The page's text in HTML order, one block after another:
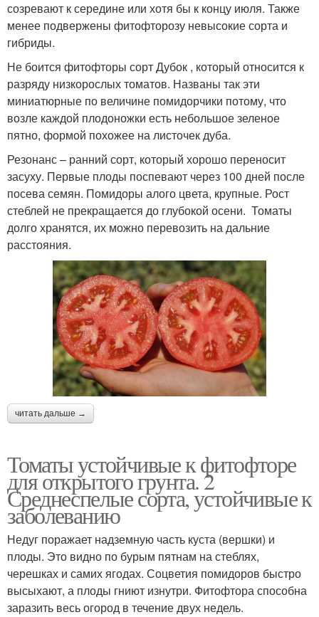
созревают к середине или хотя бы к концу июля. Также
менее подвержены фитофторозу невысокие сорта и
гибриды.
Не боится фитофторы сорт Дубок , который относится к
разряду низкорослых томатов. Названы так эти
миниатюрные по величине помидорчики потому, что
возле каждой плодоножки есть небольшое зеленое
пятно, формой похожее на листочек дуба.
Резонанс – ранний сорт, который хорошо переносит
засуху. Первые плоды поспевают через 100 дней после
посева семян. Помидоры алого цвета, крупные. Рост
стеблей не прекращается до глубокой осени. Томаты
долго хранятся, их можно перевозить на дальние
расстояния.
читать дальше →
Томаты устойчивые к фитофторе
для открытого грунта. 2
Среднеспелые сорта, устойчивые к
заболеванию
Недуг поражает надземную часть куста (вершки) и
плоды. Это видно по бурым пятнам на стеблях,
черешках и самих ягодах. Соцветия помидоров быстро
высыхают, а плоды гниют изнутри. Фитофтора способна
заразить весь огород в течение двух недель.